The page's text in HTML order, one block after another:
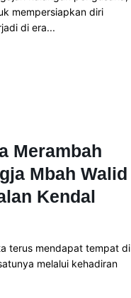
mempersiapkan diri
di era...
Merambah
Mbah Walid
Kendal
terus mendapat tempat di
melalui kehadiran